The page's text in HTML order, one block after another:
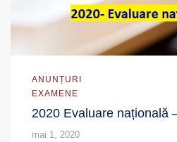
ANUNȚURI
EXAMENE
2020 Evaluare națională
mai 1, 2020